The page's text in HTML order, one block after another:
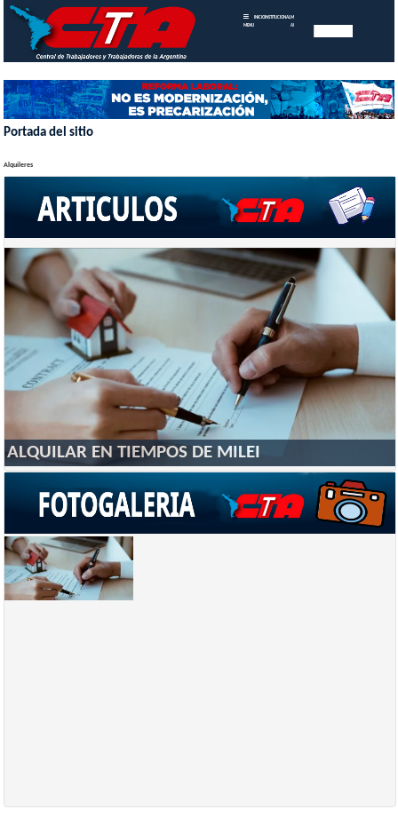
MENU
INICIOINSTITUCIONAL MEMORIAS
ANUALES
Portada del sitio
Alquileres
ALQUILAR EN TIEMPOS DE MILEI